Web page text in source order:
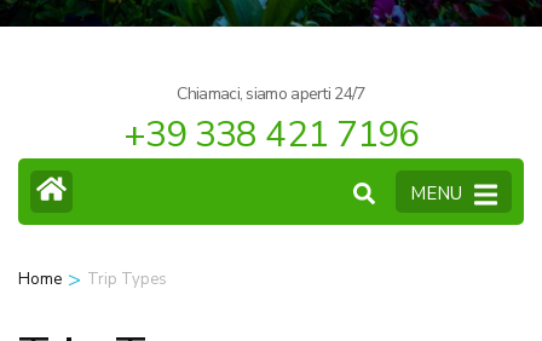
Chiamaci, siamo aperti 24/7
+39 338 421 7196
MENU
Home > Trip Types